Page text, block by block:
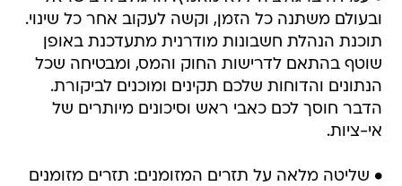
ובעולם משתנה כל הזמן, וקשה לעקוב אחר כל שינוי.
תוכנת הנהלת חשבונות מודרנית מתעדכנת באופן
שוטף בהתאם לדרישות החוק והמס, ומבטיחה שכל
הנתונים והדוחות שלכם תקינים ומוכנים לביקורת.
הדבר חוסך לכם כאבי ראש וסיכונים מיותרים של
אי-ציות.
• שליטה מלאה על תזרים המזומנים: תזרים מזומנים